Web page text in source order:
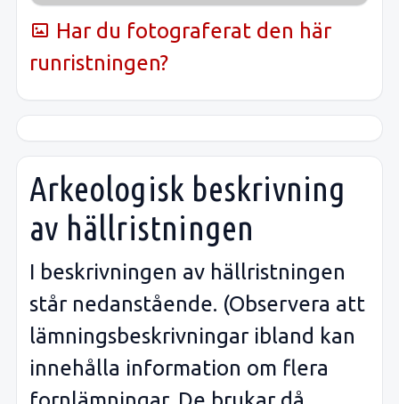
Har du fotograferat den här
runristningen?
Arkeologisk beskrivning
av hällristningen
I beskrivningen av hällristningen
står nedanstående. (Observera att
lämningsbeskrivningar ibland kan
innehålla information om flera